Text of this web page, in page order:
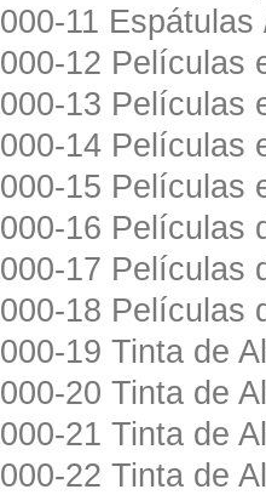
000-11
000-12 Películas
000-13 Películas
000-14 Películas
000-15 Películas
000-16 Películas
000-17 Películas
000-18 Películas
000-19 Tinta de
000-20 Tinta de
000-21 Tinta de
000-22 Tinta de